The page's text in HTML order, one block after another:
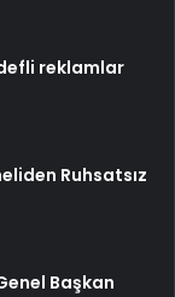
reklamlar
Ruhsatsız
Başkan